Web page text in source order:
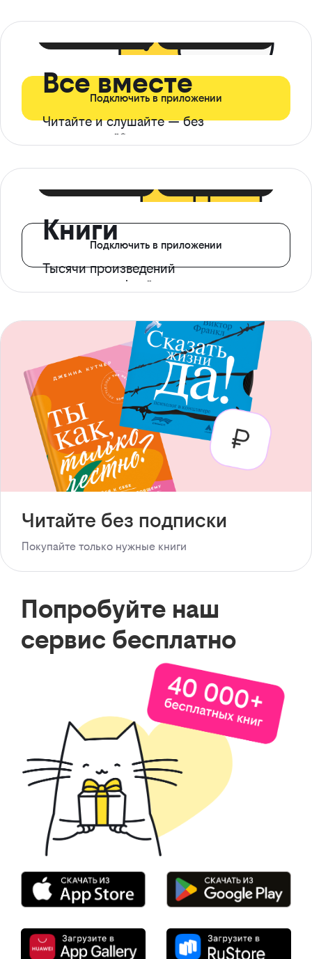
Все вместе
Читайте и слушайте — без
ограничений*
Подключить в приложении
Книги
Тысячи произведений
с доступом офлайн
Подключить в приложении
Читайте без подписки
Покупайте только нужные книги
Попробуйте наш
сервис бесплатно